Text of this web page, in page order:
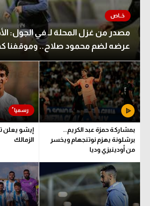
مصدر من غزل المحلة لـ في الجول:
عرضه لضم محمود صلاح.. وموقفنا
بمشاركة حمزة عبد الكريم..
برشلونة يهزم نوتنجهام ويخسر
من أودينيزي وديا
إيشو يعلن
الزمالك